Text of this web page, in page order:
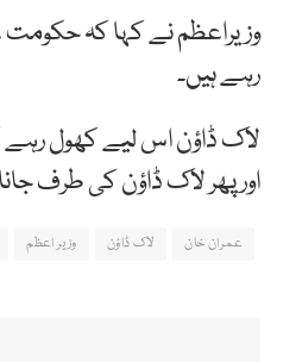
وزیراعظم نے کہا کہ
رہے ہیں۔
لاک ڈاؤن اس لیے کھول رہے
اور پھر لاک ڈاؤن کی طرف
عمران خان لاک ڈاؤن وزیر اعظم